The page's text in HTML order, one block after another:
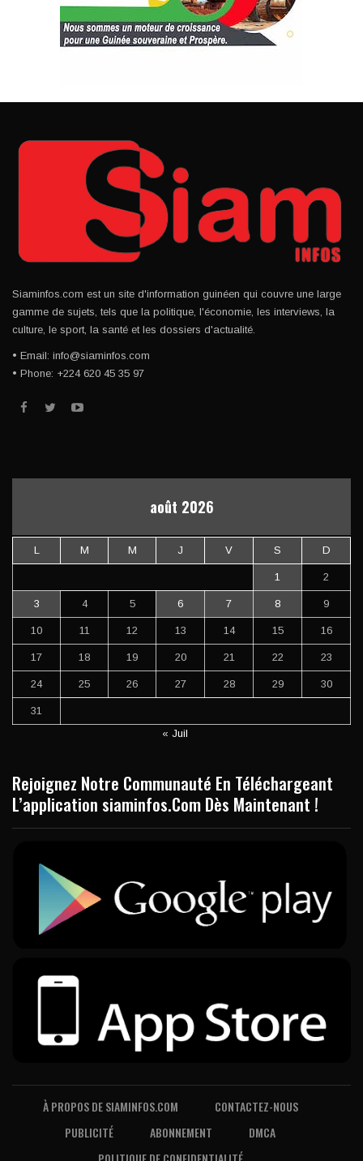
Siaminfos.com est un site d'information guinéen qui couvre une large
gamme de sujets, tels que la politique, l'économie, les interviews, la
culture, le sport, la santé et les dossiers d'actualité.
• Email: info@siaminfos.com
• Phone: +224 620 45 35 97
août 2026
L M M J V S D
1 2
3 4 5 6 7 8 9
10 11 12 13 14 15 16
17 18 19 20 21 22 23
24 25 26 27 28 29 30
31
« Juil
Rejoignez Notre Communauté En Téléchargeant
L’application siaminfos.Com Dès Maintenant !
À PROPOS DE SIAMINFOS.COM
CONTACTEZ-NOUS
PUBLICITÉ
ABONNEMENT
DMCA